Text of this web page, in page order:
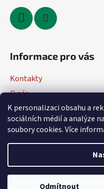
K personalizaci obsahu a
sociálních médií a analýze
soubory cookies. Více
Odmítnout
Informace pro vás
Kontakty
O nás
Jak nakupovat
Obchodní podmínky